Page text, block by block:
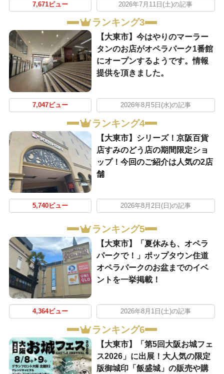
7,671ビュー 2026年7月11日(土)の記事
ランキング3
【大東市】今はやりのマーラー
タンのお店がオペラパーク1番館
にオープンするようです。情報
提供を頂きました。
7,047ビュー 2026年8月5日(水)の記事
ランキング4
【大東市】シリーズ！京阪百貨
店すみのどう店の期間限定ショ
ップ！今回のご紹介は人気の2店
舗
5,740ビュー 2026年8月2日(日)の記事
ランキング5
【大東市】「夏休みも、オペラ
パークで！」ポップタウン住道
オペラパークのお盆までのイベ
ントを一挙掲載！
4,364ビュー 2026年8月1日(土)の記事
ランキング6
【大東市】「第5回大阪お城フェ
ス2026」に出展！大人気の限定
版御城印「飯盛城」の販売や購